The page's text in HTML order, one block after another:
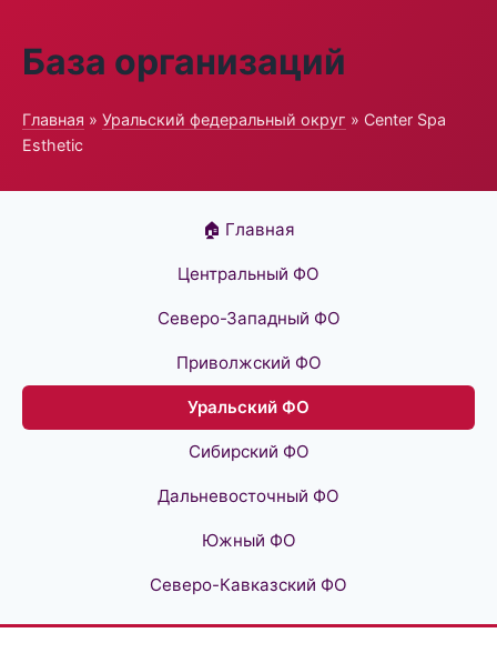
База организаций
Главная » Уральский федеральный округ » Center Spa
Esthetic
🏠 Главная
Центральный ФО
Северо-Западный ФО
Приволжский ФО
Уральский ФО
Сибирский ФО
Дальневосточный ФО
Южный ФО
Северо-Кавказский ФО